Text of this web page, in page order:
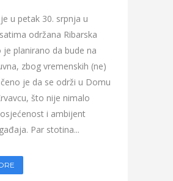
u petak 30. srpnja u
održana Ribarska
je planirano da bude na
zbog vremenskih (ne)
je da se održi u Domu
što nije nimalo
i ambijent
Par stotina...